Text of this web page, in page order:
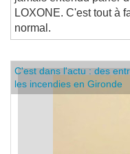
jamais entendu parler
LOXONE. C'est tout à
normal.
C'est dans l'actu : des
les incendies en Gironde